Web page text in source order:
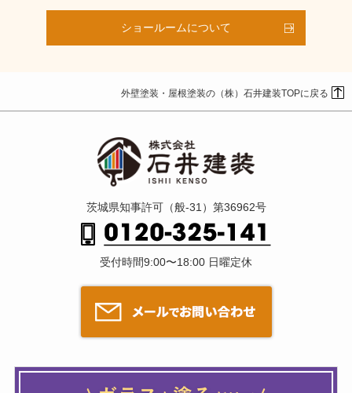
ショールームについて
外壁塗装・屋根塗装の（株）石井建装TOPに戻る
茨城県知事許可（般-31）第36962号
受付時間9:00〜18:00 日曜定休